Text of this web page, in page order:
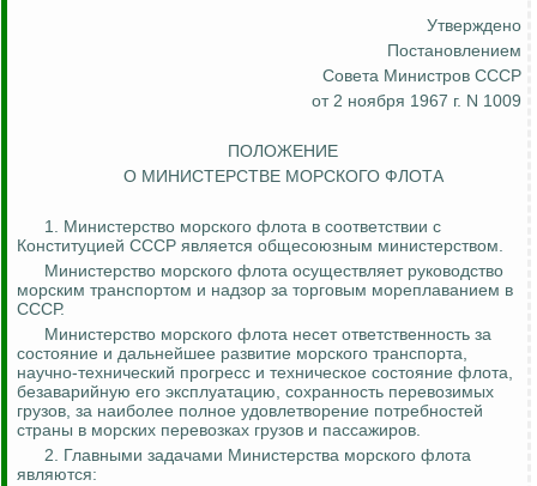
Утверждено
Постановлением
Совета Министров СССР
от 2 ноября 1967 г. N 1009
ПОЛОЖЕНИЕ
О МИНИСТЕРСТВЕ МОРСКОГО ФЛОТА
1. Министерство морского флота в соответствии с
Конституцией СССР является общесоюзным министерством.
Министерство морского флота осуществляет руководство
морским транспортом и надзор за торговым мореплаванием в
СССР.
Министерство морского флота несет ответственность за
состояние и дальнейшее развитие морского транспорта,
научно-технический прогресс и техническое состояние флота,
безаварийную его эксплуатацию, сохранность перевозимых
грузов, за наиболее полное удовлетворение потребностей
страны в морских перевозках грузов и пассажиров.
2. Главными задачами Министерства морского флота
являются: